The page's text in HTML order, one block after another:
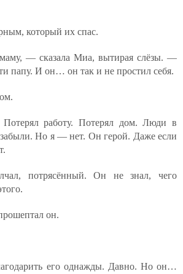
который их спас.
— сказала Миа, вытирая слёзы. —
папу. И он… он так и не простил себя.
работу. Потерял дом. Люди в
Но я — нет. Он герой. Даже если
потрясённый. Он не знал, чего
он.
его однажды. Давно. Но он…